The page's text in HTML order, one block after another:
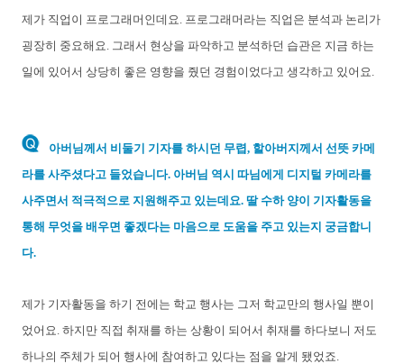
제가 직업이 프로그래머인데요. 프로그래머라는 직업은 분석과 논리가
굉장히 중요해요. 그래서 현상을 파악하고 분석하던 습관은 지금 하는
일에 있어서 상당히 좋은 영향을 줬던 경험이었다고 생각하고 있어요.
아버님께서 비둘기 기자를 하시던 무렵, 할아버지께서 선뜻 카메
라를 사주셨다고 들었습니다. 아버님 역시 따님에게 디지털 카메라를
사주면서 적극적으로 지원해주고 있는데요. 딸 수하 양이 기자활동을
통해 무엇을 배우면 좋겠다는 마음으로 도움을 주고 있는지 궁금합니
다.
제가 기자활동을 하기 전에는 학교 행사는 그저 학교만의 행사일 뿐이
었어요. 하지만 직접 취재를 하는 상황이 되어서 취재를 하다보니 저도
하나의 주체가 되어 행사에 참여하고 있다는 점을 알게 됐었죠.